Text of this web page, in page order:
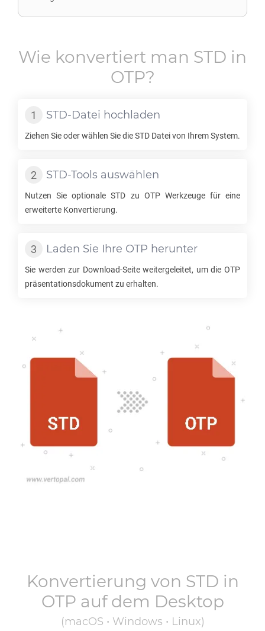
Wie konvertiert man STD in
OTP?
STD-Datei hochladen
Ziehen Sie oder wählen Sie dieSTD Datei von Ihrem System.
STD-Tools auswählen
Nutzen Sie optionaleSTD zu OTPWerkzeuge für eine
erweiterte Konvertierung.
Laden Sie Ihre OTP herunter
Sie werden zur Download-Seite weitergeleitet, um die OTP
präsentationsdokument zu erhalten.
Konvertierung von STD in
OTP auf dem Desktop
(macOS • Windows • Linux)